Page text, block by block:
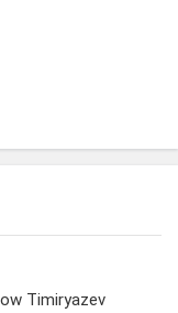
Timiryazev